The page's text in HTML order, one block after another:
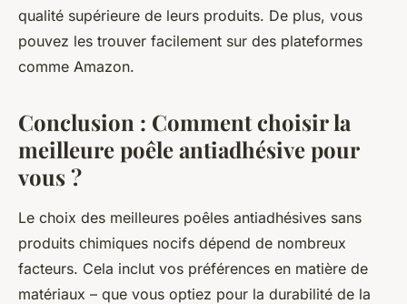
qualité supérieure de leurs produits. De plus, vous
pouvez les trouver facilement sur des plateformes
comme Amazon.
Conclusion : Comment choisir la
meilleure poêle antiadhésive pour
vous ?
Le choix des meilleures poêles antiadhésives sans
produits chimiques nocifs dépend de nombreux
facteurs. Cela inclut vos préférences en matière de
matériaux – que vous optiez pour la durabilité de la